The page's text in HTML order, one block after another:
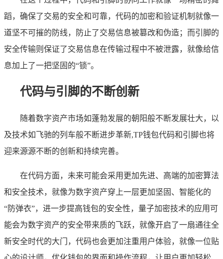
蹈，确保了交易的安全和可靠，代码的加密和验证机制就像一
道坚不可摧的防线，防止了交易信息被篡改和伪造；而引脚的
安全传输则保证了交易信息在传输过程中不被泄露，就像给信
息加上了一把坚固的“锁”。
代码与引脚的不断创新
随着数字资产市场如蓬勃发展的朝阳般不断发展壮大，以
及技术如飞驰的列车般不断进步革新,TP钱包代码和引脚也将
迎来源源不断的创新和持续完善。
在代码方面，未来可能会采用更加先进、高端的加密算法
和安全技术，就像为数字资产穿上一层更加坚固、智能化的
“防弹衣”，进一步提高钱包的安全性，量子加密技术的应用可
能会为数字资产的安全带来质的飞跃，就像开启了一扇通往全
新安全时代的大门，代码也会更加注重用户体验，就像一位贴